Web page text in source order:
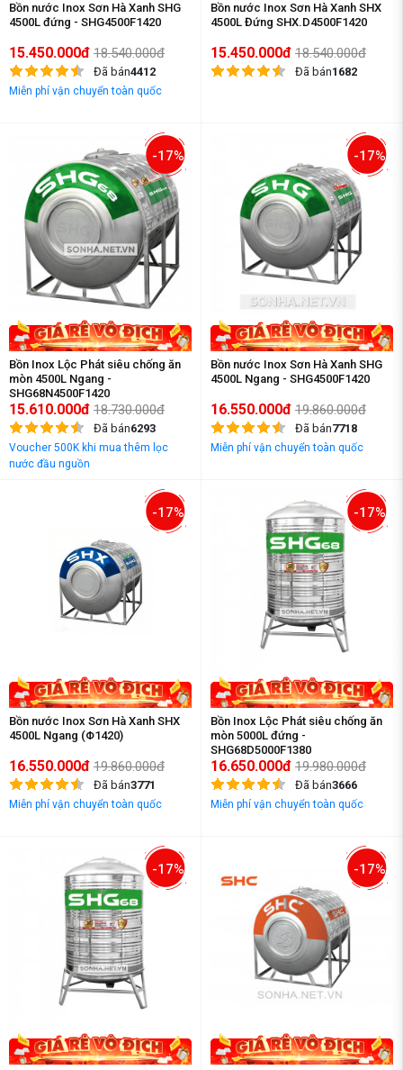
Bồn nước Inox Sơn Hà Xanh SHG
4500L đứng - SHG4500F1420
15.450.000đ 18.540.000đ
Đã bán4412
Miễn phí vận chuyển toàn quốc
Bồn nước Inox Sơn Hà Xanh SHX
4500L Đứng SHX.D4500F1420
15.450.000đ 18.540.000đ
Đã bán1682
-17%
Bồn Inox Lộc Phát siêu chống ăn
mòn 4500L Ngang -
SHG68N4500F1420
15.610.000đ 18.730.000đ
Đã bán6293
Voucher 500K khi mua thêm lọc
nước đầu nguồn
-17%
Bồn nước Inox Sơn Hà Xanh SHG
4500L Ngang - SHG4500F1420
16.550.000đ 19.860.000đ
Đã bán7718
Miễn phí vận chuyển toàn quốc
-17%
Bồn nước Inox Sơn Hà Xanh SHX
4500L Ngang (Φ1420)
16.550.000đ 19.860.000đ
Đã bán3771
Miễn phí vận chuyển toàn quốc
-17%
Bồn Inox Lộc Phát siêu chống ăn
mòn 5000L đứng -
SHG68D5000F1380
16.650.000đ 19.980.000đ
Đã bán3666
Miễn phí vận chuyển toàn quốc
-17% -17%